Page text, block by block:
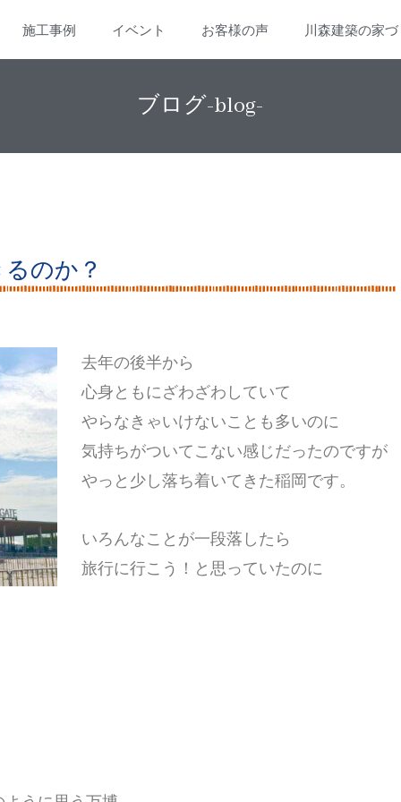
施工事例 イベント お客様の声 川森建築の家
ブログ-blog-
のか？
去年の後半から
心身ともにざわざわしていて
やらなきゃいけないことも多いのに
気持ちがついてこない感じだったのですが
やっと少し落ち着いてきた稲岡です。
いろんなことが一段落したら
旅行に行こう！と思っていたのに